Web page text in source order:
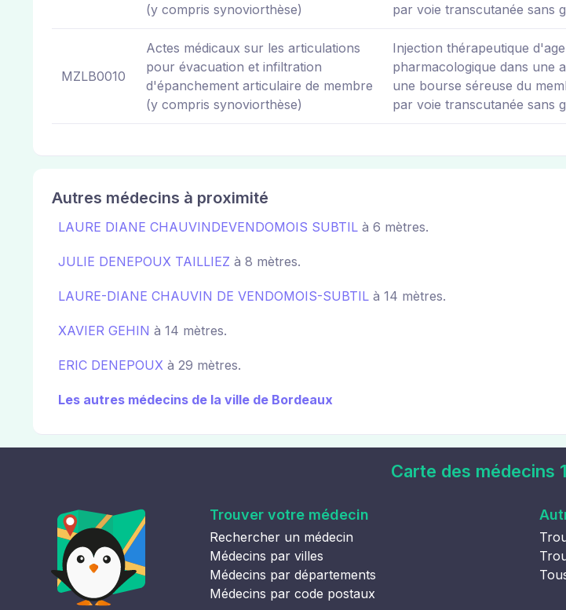
(y compris synoviorthèse)
par voie transcutanée sans
MZLB0010
Actes médicaux sur les articulations
pour évacuation et infiltration
d'épanchement articulaire de membre
(y compris synoviorthèse)
Injection thérapeutique
pharmacologique dans une
une bourse séreuse du
par voie transcutanée sans
Autres médecins à proximité
LAURE DIANE CHAUVINDEVENDOMOIS SUBTIL à 6 mètres.
JULIE DENEPOUX TAILLIEZ à 8 mètres.
LAURE-DIANE CHAUVIN DE VENDOMOIS-SUBTIL à 14 mètres.
XAVIER GEHIN à 14 mètres.
ERIC DENEPOUX à 29 mètres.
Les autres médecins de la ville de Bordeaux
Carte des médecins
Trouver votre médecin
Rechercher un médecin
Médecins par villes
Médecins par départements
Médecins par code postaux